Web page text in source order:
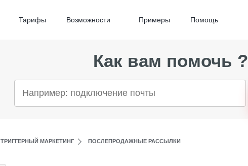
Тарифы Возможности Примеры Помощь
Как вам помочь ?
ТРИГГЕРНЫЙ МАРКЕТИНГ ПОСЛЕПРОДАЖНЫЕ РАССЫЛКИ